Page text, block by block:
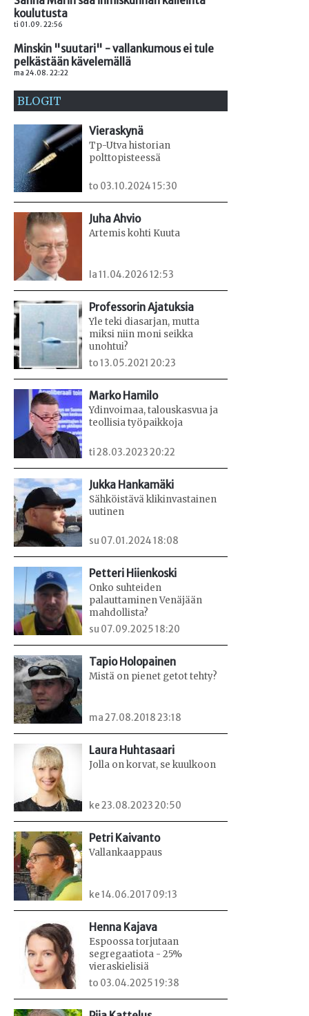
koulutusta
ti 01.09. 22:56
Minskin "suutari" - vallankumous ei tule
pelkästään kävelemällä
ma 24.08. 22:22
BLOGIT
Vieraskynä
Tp-Utva historian
polttopisteessä
to 03.10.2024 15:30
Juha Ahvio
Artemis kohti Kuuta
la 11.04.2026 12:53
Professorin Ajatuksia
Yle teki diasarjan, mutta
miksi niin moni seikka
unohtui?
to 13.05.2021 20:23
Marko Hamilo
Ydinvoimaa, talouskasvua ja
teollisia työpaikkoja
ti 28.03.2023 20:22
Jukka Hankamäki
Sähköistävä klikinvastainen
uutinen
su 07.01.2024 18:08
Petteri Hiienkoski
Onko suhteiden
palauttaminen Venäjään
mahdollista?
su 07.09.2025 18:20
Tapio Holopainen
Mistä on pienet getot tehty?
ma 27.08.2018 23:18
Laura Huhtasaari
Jolla on korvat, se kuulkoon
ke 23.08.2023 20:50
Petri Kaivanto
Vallankaappaus
ke 14.06.2017 09:13
Henna Kajava
Espoossa torjutaan
segregaatiota - 25%
vieraskielisiä
to 03.04.2025 19:38